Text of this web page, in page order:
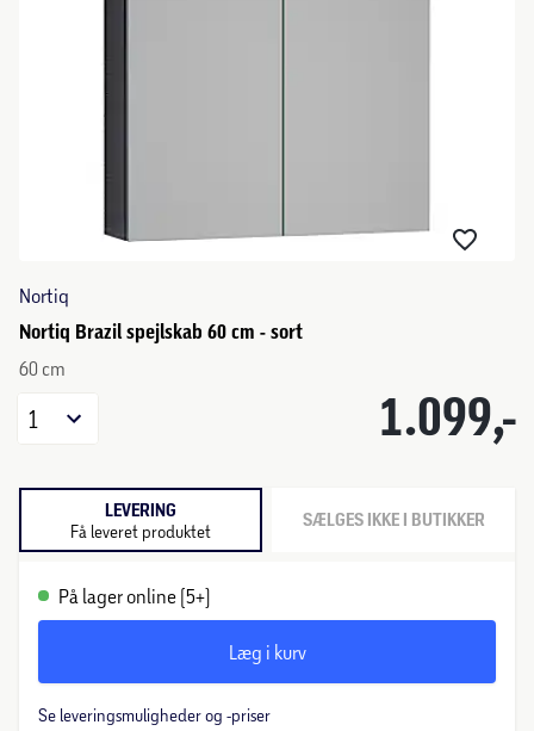
Nortiq
Nortiq Brazil spejlskab 60 cm - sort
60 cm
1.099,-
1
LEVERING
Få leveret produktet SÆLGES IKKE I BUTIKKER
På lager online (5+)
Læg i kurv
Se leveringsmuligheder og -priser